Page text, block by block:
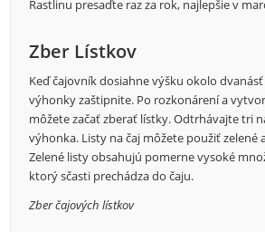
Rastlinu presaďte raz za rok, najlepšie v
Zber Lístkov
Keď čajovník dosiahne výšku okolo
výhonky zaštipnite. Po rozkonárení a
môžete začať zberať lístky. Odtrhávajte tri
výhonka. Listy na čaj môžete použiť zelené
Zelené listy obsahujú pomerne vysoké
ktorý sčasti prechádza do čaju.
Zber čajových lístkov